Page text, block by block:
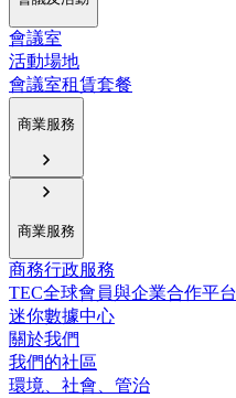
會議室
活動場地
會議室租賃套餐
商業服務
商業服務
商務行政服務
TEC全球會員與企業合作平台
迷你數據中心
關於我們
我們的社區
環境、社會、管治